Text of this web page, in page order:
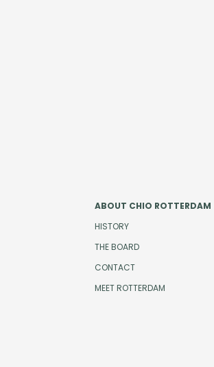
ABOUT CHIO ROTTERDAM
HISTORY
THE BOARD
CONTACT
MEET ROTTERDAM